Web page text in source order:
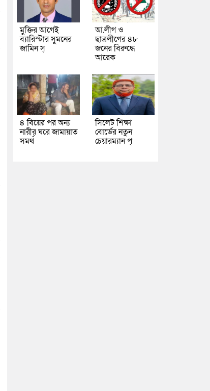
মুক্তির আগেই
ব্যারিস্টার সুমনের
জামিন স্
আ.লীগ ও
ছাত্রলীগের ৪৮
জনের বিরুদ্ধে
আরেক
৪ বিয়ের পর অন্য
নারীর ঘরে জামায়াত
সমর্থ
সিলেট শিক্ষা
বোর্ডের নতুন
চেয়ারম্যান প্